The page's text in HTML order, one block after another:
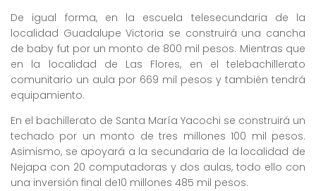
De igual forma, en la escuela telesecundaria de la
localidad Guadalupe Victoria se construirá una cancha
de baby fut por un monto de 800 mil pesos. Mientras que
en la localidad de Las Flores, en el telebachillerato
comunitario un aula por 669 mil pesos y también tendrá
equipamiento.
En el bachillerato de Santa María Yacochi se construirá un
techado por un monto de tres millones 100 mil pesos.
Asimismo, se apoyará a la secundaria de la localidad de
Nejapa con 20 computadoras y dos aulas, todo ello con
una inversión final de10 millones 485 mil pesos.